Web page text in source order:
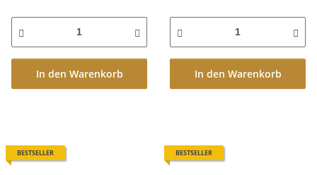
In den Warenkorb In den Warenkorb
BESTSELLER BESTSELLER